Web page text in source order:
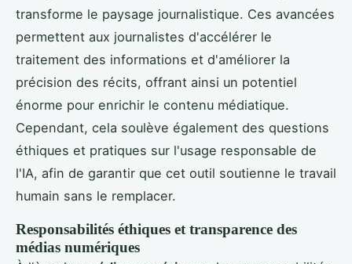
transforme le paysage journalistique. Ces avancées
permettent aux journalistes d'accélérer le
traitement des informations et d'améliorer la
précision des récits, offrant ainsi un potentiel
énorme pour enrichir le contenu médiatique.
Cependant, cela soulève également des questions
éthiques et pratiques sur l'usage responsable de
l'IA, afin de garantir que cet outil soutienne le travail
humain sans le remplacer.
Responsabilités éthiques et transparence des
médias numériques